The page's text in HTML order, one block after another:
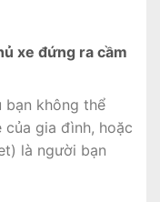
xe đứng ra cầm
bạn không thể
của gia đình, hoặc
là người bạn